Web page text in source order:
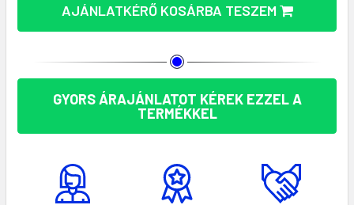
AJÁNLATKÉRŐ KOSÁRBA TESZEM
GYORS ÁRAJÁNLATOT KÉREK EZZEL A
TERMÉKKEL